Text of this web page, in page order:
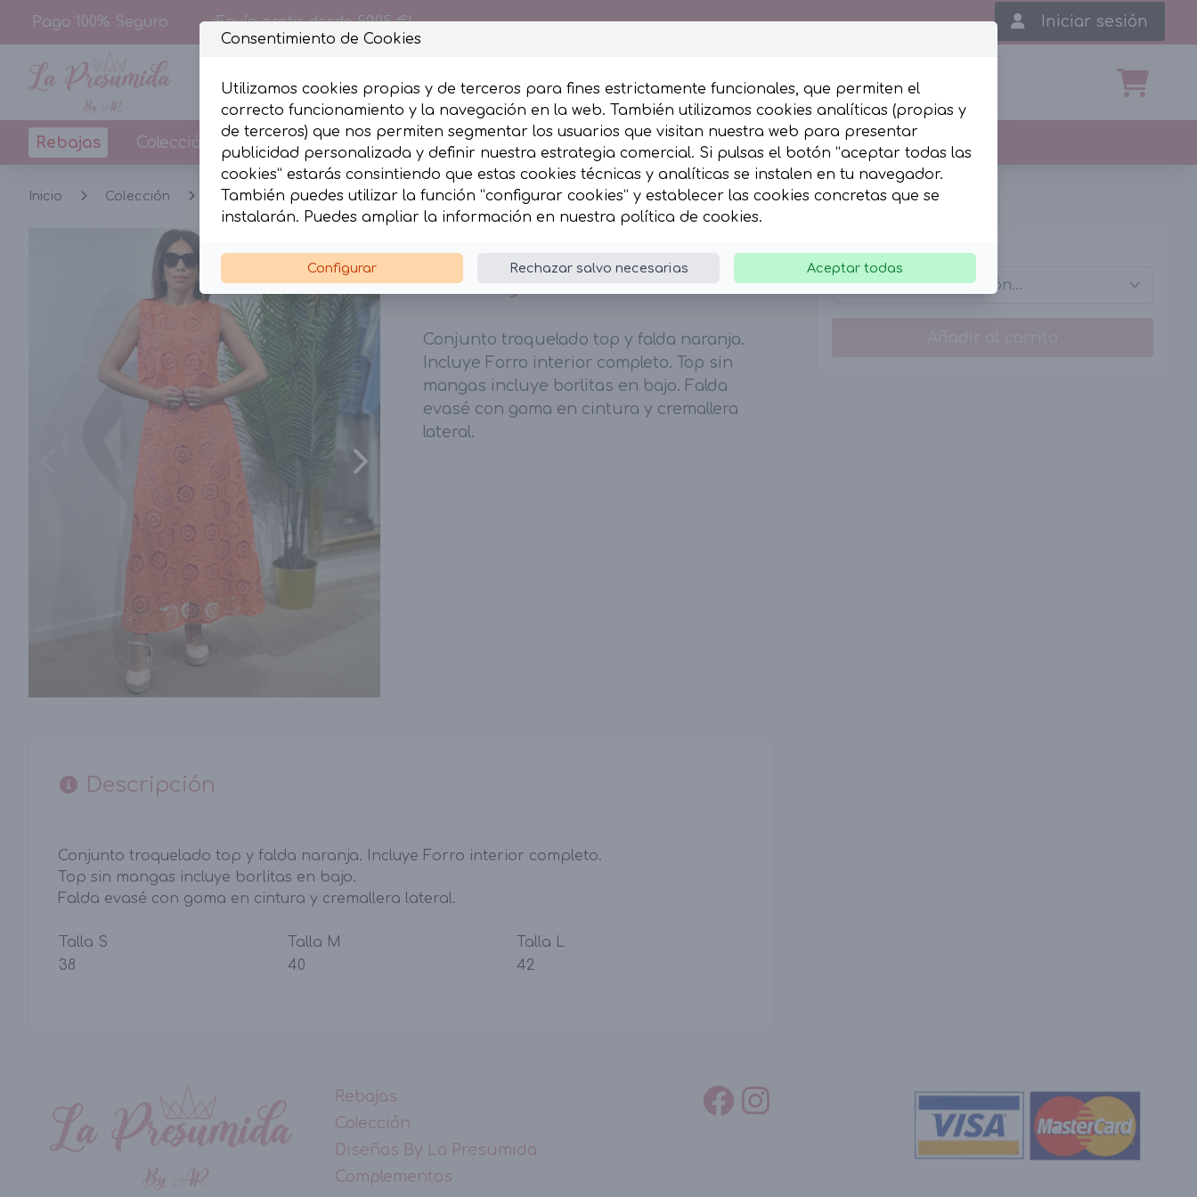
Pago 100% Seguro ¡Envío gratis desde 59,95 €! Iniciar sesión
Rebajas Colección Diseños By La Presumida Complementos
Inicio Colección Conjuntos Conjunto top y falda naranja.
Conjunto top y falda
naranja.
Conjunto troquelado top y falda naranja.
Incluye Forro interior completo. Top sin
mangas incluye borlitas en bajo. Falda
evasé con goma en cintura y cremallera
lateral.
Tallas
Descripción
Conjunto troquelado top y falda naranja. Incluye Forro interior completo.
Top sin mangas incluye borlitas en bajo.
Falda evasé con goma en cintura y cremallera lateral.
Talla S Talla M
Talla L
38
40 42
Rebajas
Colección
Diseños By La Presumida
Complementos
Consentimiento de Cookies
Utilizamos cookies propias y de terceros para fines estrictamente funcionales, que permiten el
correcto funcionamiento y la navegación en la web. También utilizamos cookies analíticas (propias y
de terceros) que nos permiten segmentar los usuarios que visitan nuestra web para presentar
publicidad personalizada y definir nuestra estrategia comercial. Si pulsas el botón “aceptar todas las
cookies” estarás consintiendo que estas cookies técnicas y analíticas se instalen en tu navegador.
También puedes utilizar la función “configurar cookies” y establecer las cookies concretas que se
instalarán. Puedes ampliar la información en nuestra política de cookies.
Configurar Rechazar salvo necesarias Aceptar todas